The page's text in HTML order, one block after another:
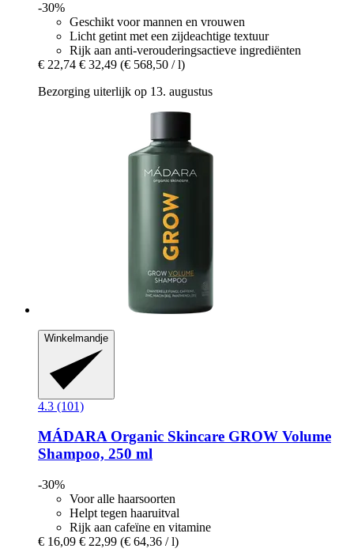
-30%
Geschikt voor mannen en vrouwen
Licht getint met een zijdeachtige textuur
Rijk aan anti-verouderingsactieve ingrediënten
€ 22,74 € 32,49 (€ 568,50 / l)
Bezorging uiterlijk op 13. augustus
Winkelmandje
4.3 (101)
MÁDARA Organic Skincare GROW Volume
Shampoo, 250 ml
-30%
Voor alle haarsoorten
Helpt tegen haaruitval
Rijk aan cafeïne en vitamine
€ 16,09 € 22,99 (€ 64,36 / l)